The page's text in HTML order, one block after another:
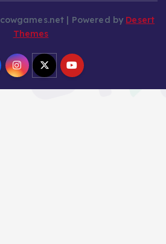
| Powered by Desert
Themes